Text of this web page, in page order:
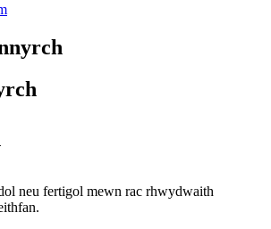
neu fertigol mewn rac rhwydwaith